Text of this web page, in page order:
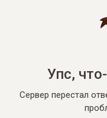
Упс,
Сервер перестал